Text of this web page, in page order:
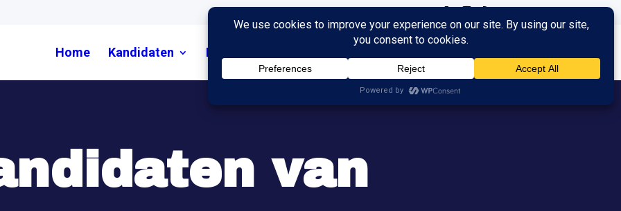
Home Kandidaten Nieuws
van